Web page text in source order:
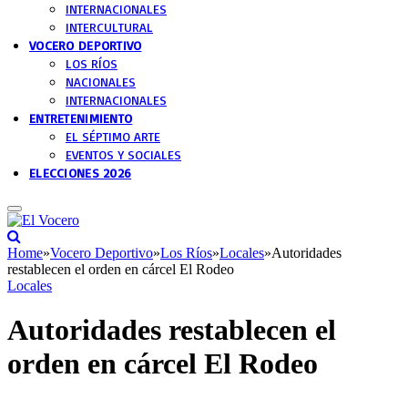
INTERNACIONALES
INTERCULTURAL
VOCERO DEPORTIVO
LOS RÍOS
NACIONALES
INTERNACIONALES
ENTRETENIMIENTO
EL SÉPTIMO ARTE
EVENTOS Y SOCIALES
ELECCIONES 2026
Home»Vocero Deportivo»Los Ríos»Locales»Autoridades
restablecen el orden en cárcel El Rodeo
Locales
Autoridades restablecen el
orden en cárcel El Rodeo